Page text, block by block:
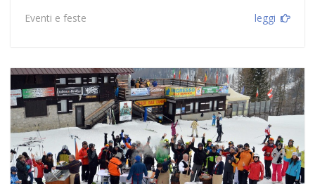
Eventi e feste leggi